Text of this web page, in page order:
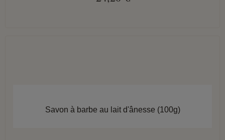
Savon à barbe au lait d'ânesse (100g)